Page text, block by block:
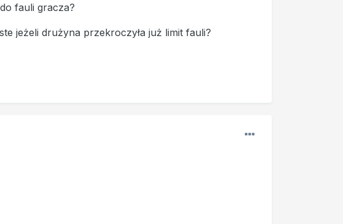
fauli gracza?
jeżeli drużyna przekroczyła już limit fauli?